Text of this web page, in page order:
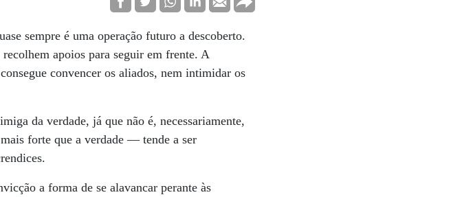
sempre é uma operação futuro a descoberto.
apoios para seguir em frente. A
convencer os aliados, nem intimidar os
da verdade, já que não é, necessariamente,
forte que a verdade — tende a ser
a forma de se alavancar perante às